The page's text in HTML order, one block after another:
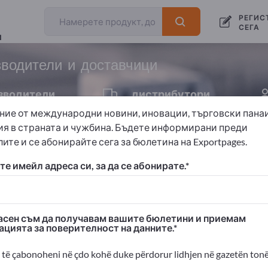
СЕГА
и доставчици
дистрибутори
3
40
производители
36
контакти >> започнете оттук
и продуктите ви на Exportpages.
публикувайте тук
от международни новини, иновации, търговски
в страната и чужбина. Бъдете информирани преди
и се абонирайте сега за бюлетина на Exportpages.
имейл адреса си, за да се абонирате.
съм да получавам вашите бюлетини и приемам
за поверителност на данните.
të çabonoheni në çdo kohë duke përdorur lidhjen në gazetën